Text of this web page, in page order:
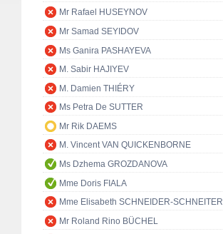
Mr Rafael HUSEYNOV
Mr Samad SEYIDOV
Ms Ganira PASHAYEVA
M. Sabir HAJIYEV
M. Damien THIÉRY
Ms Petra De SUTTER
Mr Rik DAEMS
M. Vincent VAN QUICKENBORNE
Ms Dzhema GROZDANOVA
Mme Doris FIALA
Mme Elisabeth SCHNEIDER-SCHNEITER
Mr Roland Rino BÜCHEL